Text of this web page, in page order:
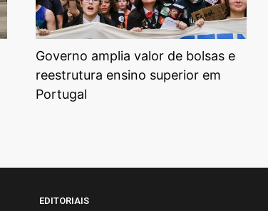
Governo amplia valor de bolsas e
reestrutura ensino superior em
Portugal
EDITORIAIS